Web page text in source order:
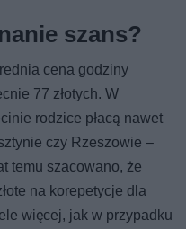
szans?
cena godziny
77 złotych. W
rodzice płacą nawet
czy Rzeszowie –
temu szacowano, że
na korepetycje dla
więcej, jak w przypadku